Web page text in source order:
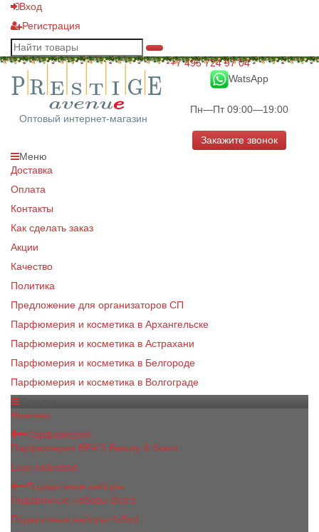
Вход
Регистрация
Оптовый интернет-магазин
+7 495 724 97 04
WatsApp
Пн—Пт 09:00—19:00
Закажите звонок
Меню
Доставка
Оплата
Контакты
Как сделать заказ
Акции
Качество
Политика
Предложение для организаторов СП
Парфюмерия и косметика в Архангельске
Парфюмерия и косметика в Астрахани
Парфюмерия и косметика в Белгороде
Парфюмерия и косметика в Волгограде
Новинки
Парфюмерия
Парфюмерия BEA'S Beauty & Scent
Luxe collection
Подарочные наборы
Подарочные наборы Bea's
Подарочные наборы 4х5ml